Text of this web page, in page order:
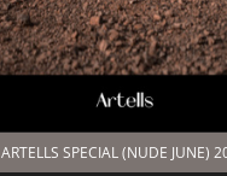
ARTELLS SPECIAL (NUDE JUNE)